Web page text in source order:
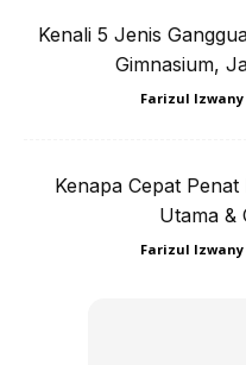
Jangan lupa kena
Kenali 5 Jenis
Gimnasium,
Farizul
Kenapa Cepat
Utama &
Farizul